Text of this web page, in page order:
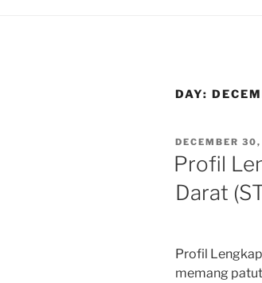
DAY:
POSTED
ON
DECEMBER
Profil
Darat
Profil
memang